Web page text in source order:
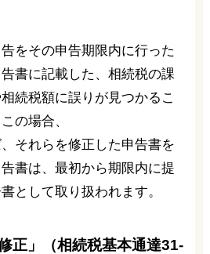
をその申告期限内に行った
書に記載した、相続税の課
続税額に誤りが見つかるこ
の場合、
それらを修正した申告書を
書は、最初から期限内に提
として取り扱われます。
正」（相続税基本通達31-